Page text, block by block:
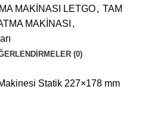
MAKİNASI LETGO, TAM
MAKİNASI ,
(0)
Statik 227×178 mm